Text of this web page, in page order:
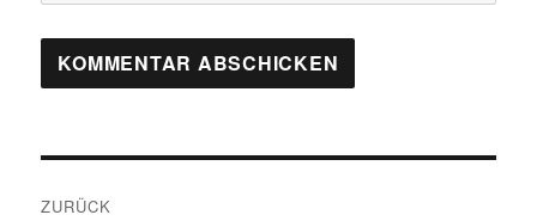
ZURÜCK